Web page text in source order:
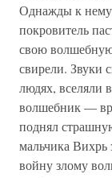
Однажды к нему
покровитель
свою
свирели. Звуки
людях, вселяли
волшебник —
поднял
мальчика Вихрь
войну злому